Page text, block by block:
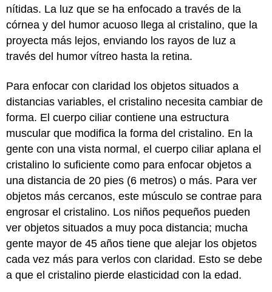
nítidas. La luz que se ha enfocado a través de la
córnea y del humor acuoso llega al cristalino, que la
proyecta más lejos, enviando los rayos de luz a
través del humor vítreo hasta la retina.
Para enfocar con claridad los objetos situados a
distancias variables, el cristalino necesita cambiar de
forma. El cuerpo ciliar contiene una estructura
muscular que modifica la forma del cristalino. En la
gente con una vista normal, el cuerpo ciliar aplana el
cristalino lo suficiente como para enfocar objetos a
una distancia de 20 pies (6 metros) o más. Para ver
objetos más cercanos, este músculo se contrae para
engrosar el cristalino. Los niños pequeños pueden
ver objetos situados a muy poca distancia; mucha
gente mayor de 45 años tiene que alejar los objetos
cada vez más para verlos con claridad. Esto se debe
a que el cristalino pierde elasticidad con la edad.